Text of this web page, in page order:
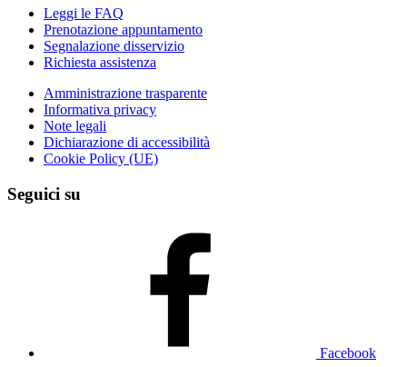
Leggi le FAQ
Prenotazione appuntamento
Segnalazione disservizio
Richiesta assistenza
Amministrazione trasparente
Informativa privacy
Note legali
Dichiarazione di accessibilità
Cookie Policy (UE)
Seguici su
Facebook